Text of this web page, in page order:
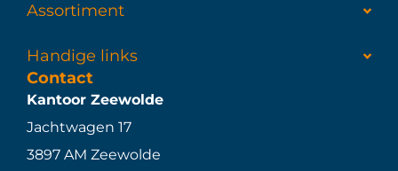
Assortiment
Handige links
Contact
Kantoor Zeewolde
Jachtwagen 17
3897 AM Zeewolde